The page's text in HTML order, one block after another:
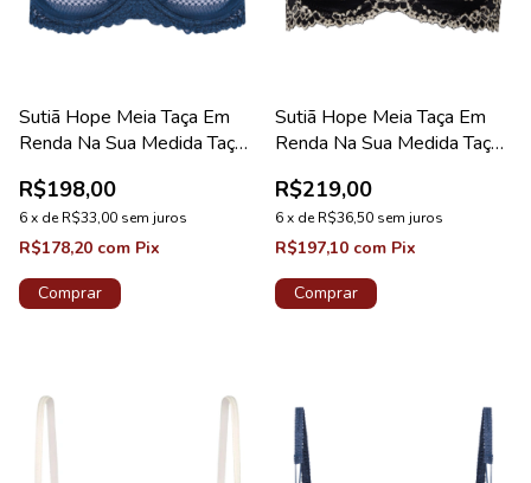
Sutiã Hope Meia Taça Em
Renda Na Sua Medida Taça
Valência
R$198,00
6x deR$33,00 sem juros
R$178,20 com Pix
Comprar
Sutiã Hope Meia Taça Em
Renda Na Sua Medida Taça
R$219,00
6x deR$36,50 sem juros
R$197,10 com Pix
Comprar